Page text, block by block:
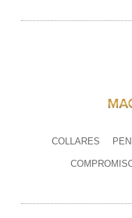
COLLARES